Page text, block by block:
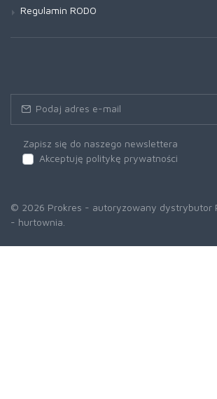
Regulamin RODO
Zapisz się do naszego newslettera
Akceptuję politykę prywatności
© 2026 Prokres - autoryzowany dystrybutor
- hurtownia.